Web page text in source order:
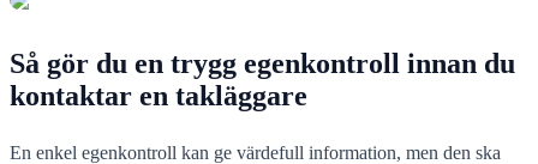
Så gör du en trygg egenkontroll innan du
kontaktar en takläggare
En enkel egenkontroll kan ge värdefull information, men den ska